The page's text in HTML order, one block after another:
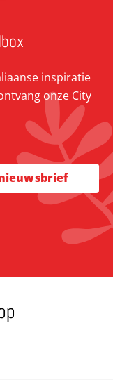
inspiratie
onze City
Pinterest
Instagram